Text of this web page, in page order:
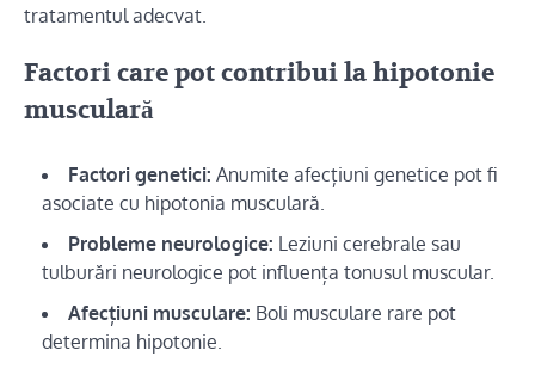
tratamentul adecvat.
Factori care pot contribui la hipotonie
musculară
Factori genetici: Anumite afecțiuni genetice pot fi
asociate cu hipotonia musculară.
Probleme neurologice: Leziuni cerebrale sau
tulburări neurologice pot influența tonusul muscular.
Afecțiuni musculare: Boli musculare rare pot
determina hipotonie.